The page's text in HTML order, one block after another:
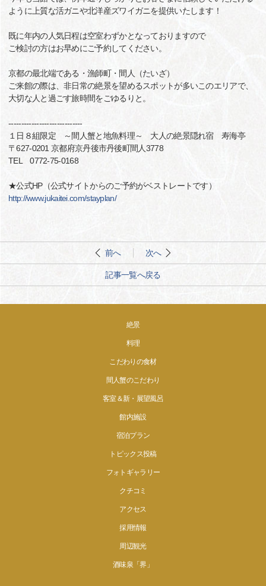
ように上質な活ガニや北洋産ズワイガニを提供いたします！
既に年内の人気日程は空室わずかとなっておりますので
ご検討の方はお早めにご予約してください。
京都の最北端である・漁師町・間人（たいざ）
ご来館の際は、非日常の絶景を望めるスポットが多いこのエリアで、
大切な人と過ごす旅時間をごゆるりと。
-----------------------------
１日８組限定 ～間人蟹と地魚料理～ 大人の絶景隠れ宿 寿海亭
〒627-0201 京都府京丹後市丹後町間人3778
TEL 0772-75-0168
★公式HP（公式サイトからのご予約がベストレートです）
http://www.jukaitei.com/stayplan/
前へ 次へ
記事一覧へ戻る
絶景
料理
こだわりの食材
間人蟹のこだわり
客室＆新・展望風呂
館内施設
宿泊プラン
トピックス投稿
フォトギャラリー
クチコミ
アクセス
採用情報
周辺観光
酒味泉「界」